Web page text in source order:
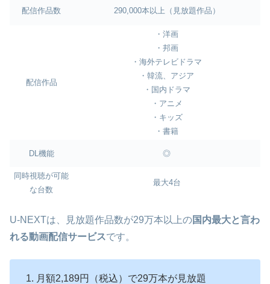
配信作品数 290,000本以上（見放題作品）
配信作品
・洋画
・邦画
・海外テレビドラマ
・韓流、アジア
・国内ドラマ
・アニメ
・キッズ
・書籍
DL機能 ◎
同時視聴が可能
な台数
最大4台
U-NEXTは、見放題作品数が29万本以上の国内最大と言わ
れる動画配信サービスです。
月額2,189円（税込）で29万本が見放題